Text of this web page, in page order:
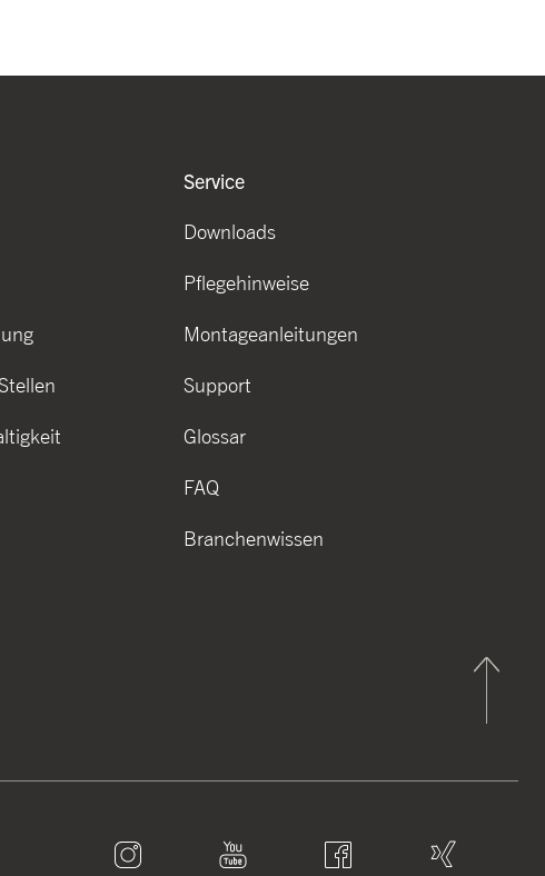
Service
Downloads
Pflegehinweise
Montageanleitungen
Support
Glossar
FAQ
Branchenwissen